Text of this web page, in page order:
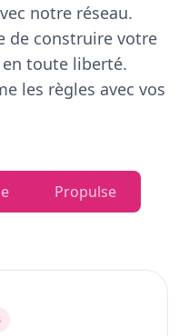
notre réseau.
de construire votre
toute liberté.
les règles avec vos
Propulse